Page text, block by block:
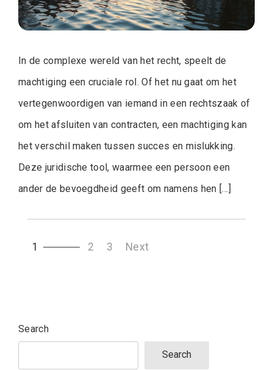
In de complexe wereld van het recht, speelt de
machtiging een cruciale rol. Of het nu gaat om het
vertegenwoordigen van iemand in een rechtszaak of
om het afsluiten van contracten, een machtiging kan
het verschil maken tussen succes en mislukking.
Deze juridische tool, waarmee een persoon een
ander de bevoegdheid geeft om namens hen […]
pagination
1 2 3 Next
Search
Search